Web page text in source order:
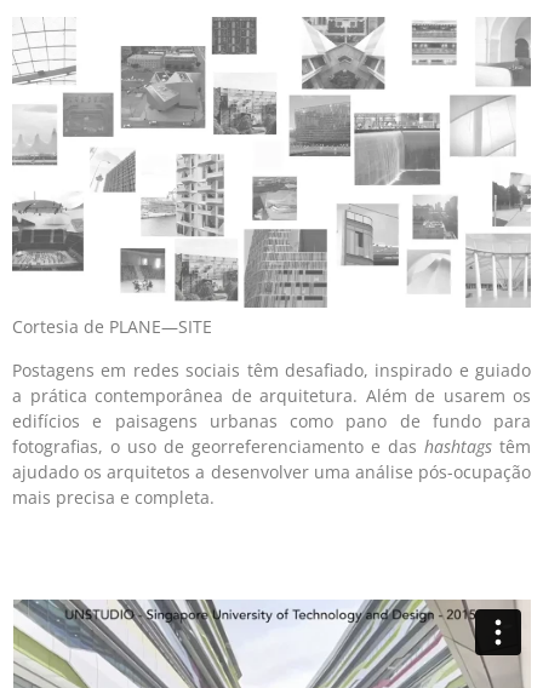
Cortesia de PLANE—SITE
Postagens em redes sociais têm desafiado, inspirado e guiado
a prática contemporânea de arquitetura. Além de usarem os
edifícios e paisagens urbanas como pano de fundo para
fotografias, o uso de georreferenciamento e das hashtags têm
ajudado os arquitetos a desenvolver uma análise pós-ocupação
mais precisa e completa.